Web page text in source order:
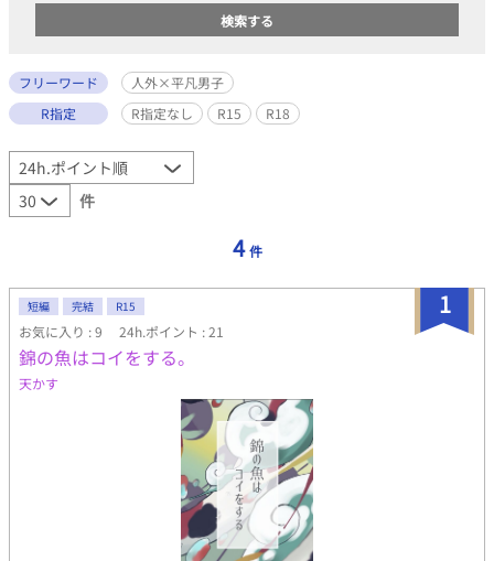
フリーワード
人外×平凡男子
R指定
R指定なし R15 R18
件
4 件
1
短編 完結 R15
お気に入り : 9 24h.ポイント : 21
錦の魚はコイをする。
天かす